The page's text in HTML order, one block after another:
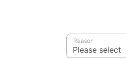
Reason